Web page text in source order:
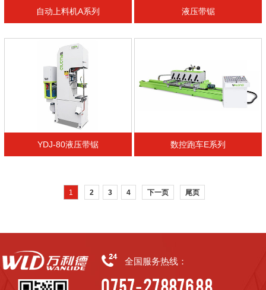
自动上料机A系列 液压带锯
YDJ-80液压带锯 数控跑车E系列
1 2 3 4 下一页 尾页
全国服务热线：